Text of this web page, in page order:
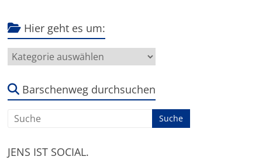
Hier geht es um:
Hier
geht
um:Barschenweg durchsuchen
JENS IST SOCIAL.